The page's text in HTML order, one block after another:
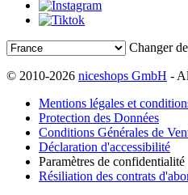
Changer
© 2010-2026 niceshops GmbH -
Mentions légales et
Protection des Données
Conditions Générales de
Déclaration d'accessibilité
Paramètres de confidentialité
Résiliation des contrats